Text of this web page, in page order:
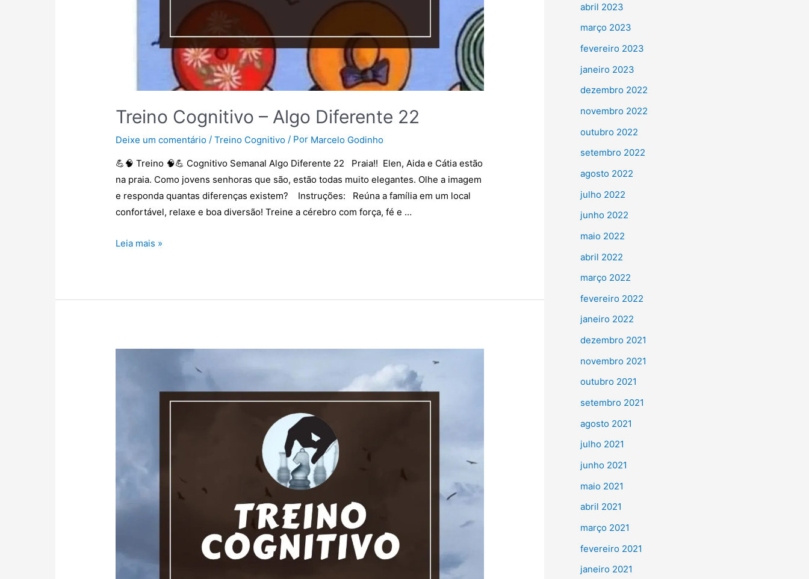
Treino Cognitivo – Algo Diferente 22
Deixe um comentário /Treino Cognitivo / Por Marcelo Godinho
💪🧠 Treino 🧠💪 Cognitivo Semanal Algo Diferente 22 Praia!! Elen, Aida e Cátia estão
na praia. Como jovens senhoras que são, estão todas muito elegantes. Olhe a imagem
e responda quantas diferenças existem? Instruções: Reúna a família em um local
confortável, relaxe e boa diversão! Treine a cérebro com força, fé e …
Leia mais »
abril 2023
março 2023
fevereiro 2023
janeiro 2023
dezembro 2022
novembro 2022
outubro 2022
setembro 2022
agosto 2022
julho 2022
junho 2022
maio 2022
abril 2022
março 2022
fevereiro 2022
janeiro 2022
dezembro 2021
novembro 2021
outubro 2021
setembro 2021
agosto 2021
julho 2021
junho 2021
maio 2021
abril 2021
março 2021
fevereiro 2021
janeiro 2021